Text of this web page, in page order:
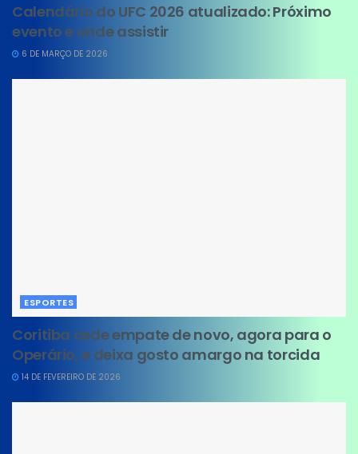
Calendário do UFC 2026 atualizado: Próximo
evento e onde assistir
6 DE MARÇO DE 2026
ESPORTES
Coritiba cede empate de novo, agora para o
Operário, e deixa gosto amargo na torcida
14 DE FEVEREIRO DE 2026